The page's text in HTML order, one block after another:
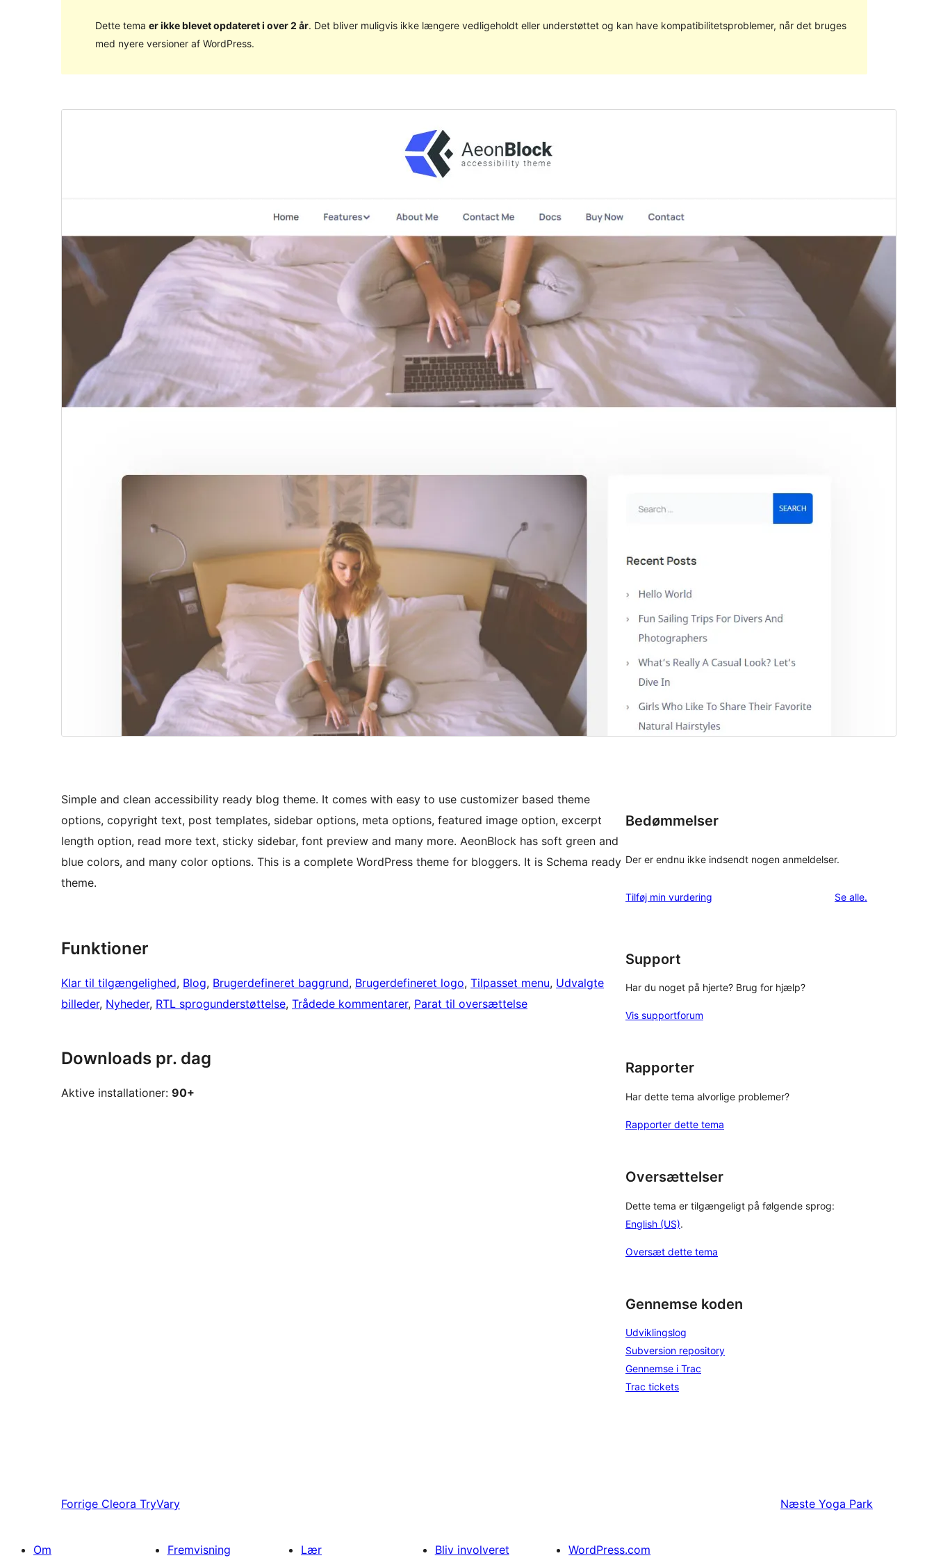
Dette tema er ikke blevet opdateret i over 2 år. Det bliver muligvis ikke længere vedligeholdt eller understøttet og kan have kompatibilitetsproblemer, når det bruges
med nyere versioner af WordPress.
Tema-websted
Simple and clean accessibility ready blog theme. It comes with easy to use customizer based theme
options, copyright text, post templates, sidebar options, meta options, featured image option, excerpt
length option, read more text, sticky sidebar, font preview and many more. AeonBlock has soft green and
blue colors, and many color options. This is a complete WordPress theme for bloggers. It is Schema ready
theme.
Funktioner
Klar til tilgængelighed, Blog, Brugerdefineret baggrund, Brugerdefineret logo, Tilpasset menu, Udvalgte
billeder, Nyheder, RTL sprogunderstøttelse, Trådede kommentarer, Parat til oversættelse
Downloads pr. dag
Aktive installationer: 90+
Bedømmelser
Der er endnu ikke indsendt nogen anmeldelser.
Tilføj min vurdering Se alleanmeldelser
.
Support
Har du noget på hjerte? Brug for hjælp?
Vis supportforum
Rapporter
Har dette tema alvorlige problemer?
Rapporter dette tema
Oversættelser
Dette tema er tilgængeligt på følgende sprog:
English (US).
Oversæt dette tema
Gennemse koden
Udviklingslog
Subversion repository
Gennemse i Trac
Trac tickets
Forrige Cleora TryVary Næste Yoga Park
Om Fremvisning Lær Bliv involveret WordPress.com